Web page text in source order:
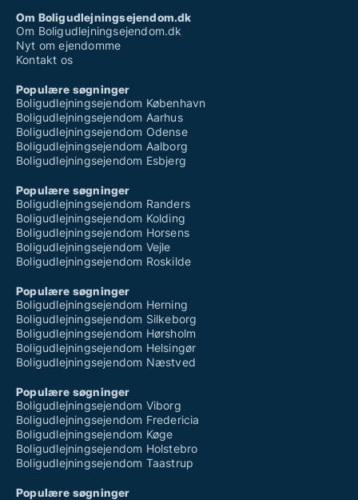
Om Boligudlejningsejendom.dk
Om Boligudlejningsejendom.dk
Nyt om ejendomme
Kontakt os
Populære søgninger
Boligudlejningsejendom København
Boligudlejningsejendom Aarhus
Boligudlejningsejendom Odense
Boligudlejningsejendom Aalborg
Boligudlejningsejendom Esbjerg
Populære søgninger
Boligudlejningsejendom Randers
Boligudlejningsejendom Kolding
Boligudlejningsejendom Horsens
Boligudlejningsejendom Vejle
Boligudlejningsejendom Roskilde
Populære søgninger
Boligudlejningsejendom Herning
Boligudlejningsejendom Silkeborg
Boligudlejningsejendom Hørsholm
Boligudlejningsejendom Helsingør
Boligudlejningsejendom Næstved
Populære søgninger
Boligudlejningsejendom Viborg
Boligudlejningsejendom Fredericia
Boligudlejningsejendom Køge
Boligudlejningsejendom Holstebro
Boligudlejningsejendom Taastrup
Populære søgninger